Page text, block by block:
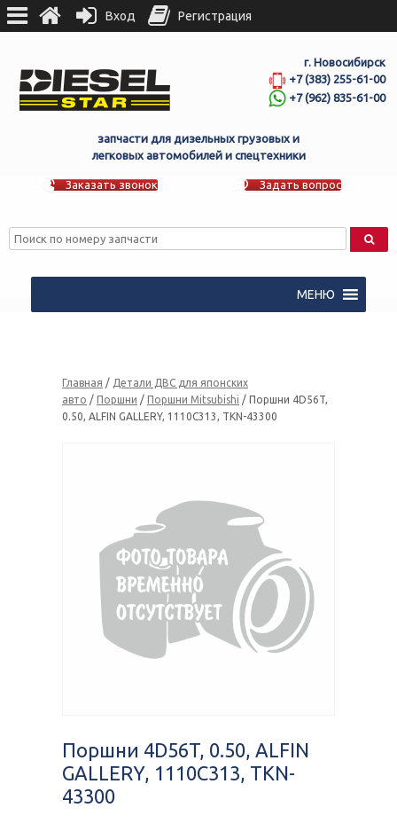
г. Новосибирск
+7 (383) 255-61-00
+7 (962) 835-61-00
запчасти для дизельных грузовых и
легковых автомобилей и спецтехники
Заказать звонок Задать вопрос
МЕНЮ
Главная / Детали ДВС для японских
авто / Поршни / Поршни Mitsubishi / Поршни 4D56T,
0.50, ALFIN GALLERY, 1110C313, TKN-43300
Поршни 4D56T, 0.50, ALFIN
GALLERY, 1110C313, TKN-
43300
Вход Регистрация